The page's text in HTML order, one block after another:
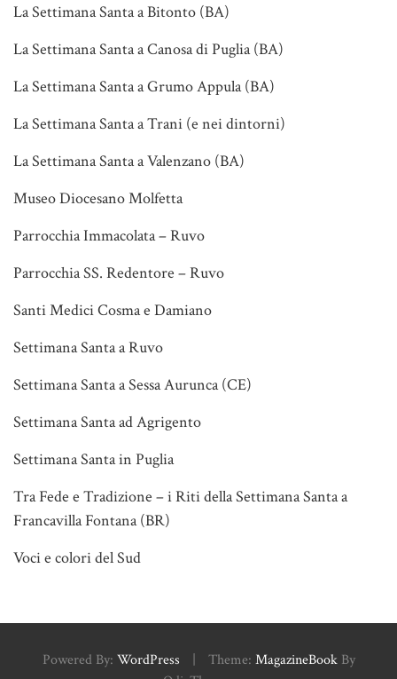
La Settimana Santa a Bitonto (BA)
La Settimana Santa a Canosa di Puglia (BA)
La Settimana Santa a Grumo Appula (BA)
La Settimana Santa a Trani (e nei dintorni)
La Settimana Santa a Valenzano (BA)
Museo Diocesano Molfetta
Parrocchia Immacolata – Ruvo
Parrocchia SS. Redentore – Ruvo
Santi Medici Cosma e Damiano
Settimana Santa a Ruvo
Settimana Santa a Sessa Aurunca (CE)
Settimana Santa ad Agrigento
Settimana Santa in Puglia
Tra Fede e Tradizione – i Riti della Settimana Santa a
Francavilla Fontana (BR)
Voci e colori del Sud
Powered By: WordPress | Theme: MagazineBookBy